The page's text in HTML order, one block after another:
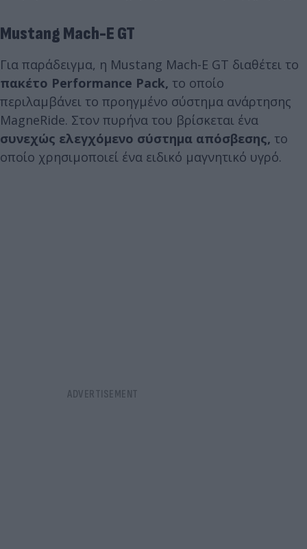
Mustang Mach-E GT
Για παράδειγμα, η Mustang Mach-E GT διαθέτει το
πακέτο Performance Pack, το οποίο
περιλαμβάνει το προηγμένο σύστημα ανάρτησης
MagneRide. Στον πυρήνα του βρίσκεται ένα
συνεχώς ελεγχόμενο σύστημα απόσβεσης, το
οποίο χρησιμοποιεί ένα ειδικό μαγνητικό υγρό.